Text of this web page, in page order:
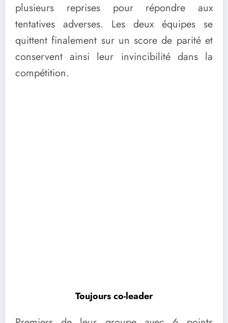
plusieurs reprises pour répondre aux
tentatives adverses. Les deux équipes se
quittent finalement sur un score de parité et
conservent ainsi leur invincibilité dans la
compétition.
Toujours co-leader